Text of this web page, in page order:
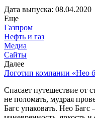
Дата выпуска: 08.04.2020
Еще
Газпром
Нефть и газ
Медиа
Сайты
Далее
Логотип компании «Нео
Спасает путешествие от
не поломать, мудрая
Багс упаковать. Нео